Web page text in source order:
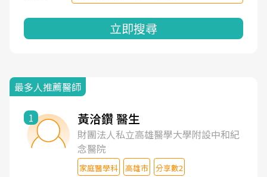
立即搜尋
最多人推薦醫師
1 黃洽鑽 醫生
財團法人私立高雄醫學大學附設中和紀
念醫院
家庭醫學科 高雄市 分享數2